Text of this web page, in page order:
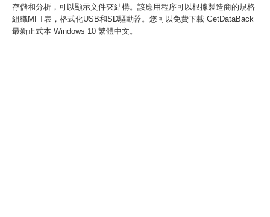
存儲和分析，可以顯示文件夾結構。該應用程序可以根據製造商的規格
組織MFT表，格式化USB和SD驅動器。您可以免費下載 GetDataBack
最新正式本 Windows 10 繁體中文。